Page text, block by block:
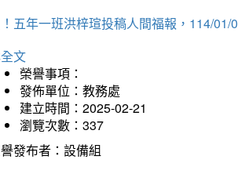
五年一班洪梓瑄投稿人間福報，114/01/
文
榮譽事項：
發佈單位：教務處
建立時間：2025-02-21
瀏覽次數：337
發布者：設備組